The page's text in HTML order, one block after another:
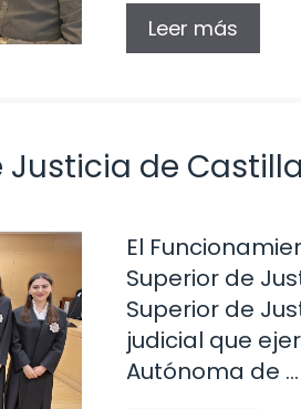
Leer más
de
El
Superior de
Superior de
judicial que
Autónoma de …